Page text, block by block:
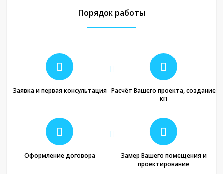
Порядок работы
Заявка и первая консультация
Расчёт Вашего проекта, создание
КП
Оформление договора
Замер Вашего помещения и
проектирование